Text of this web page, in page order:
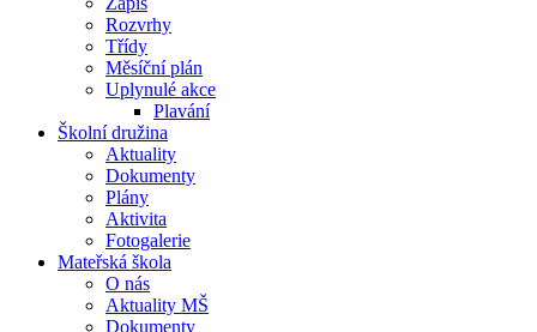
Rozvrhy
Třídy
Měsíční plán
Uplynulé akce
Plavání
Školní družina
Aktuality
Dokumenty
Plány
Aktivita
Fotogalerie
Mateřská škola
O nás
Aktuality MŠ
Dokumenty